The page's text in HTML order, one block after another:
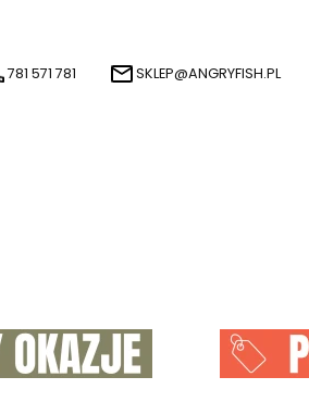
781 571 781 SKLEP@ANGRYFISH.PL